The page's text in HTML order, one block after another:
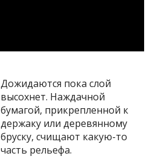
Дожидаются пока слой
высохнет. Наждачной
бумагой, прикрепленной к
держаку или деревянному
бруску, счищают какую-то
часть рельефа.